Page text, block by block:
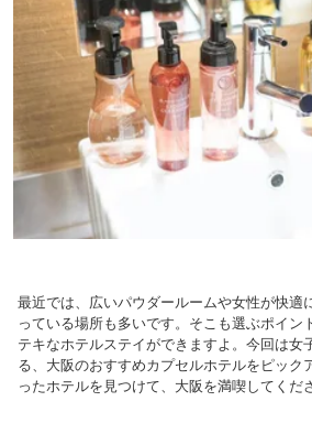
最近では、広いパウダールームや女性が快適
っている場所も多いです。そこも選ぶポイン
テキなホテルステイができますよ。今回は女
る、大阪のおすすめカプセルホテルをピック
ったホテルを見つけて、大阪を満喫してくだ